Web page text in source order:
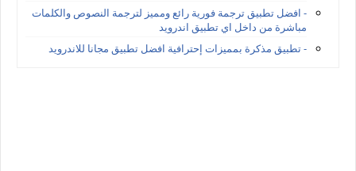
- افضل تطبيق ترجمة فورية رائع ومميز لترجمة النصوص والكلمات
مباشرة من داخل اي تطبيق اندرويد
- تطبيق مذكرة بمميزات إحترافية افضل تطبيق مجانا للاندرويد